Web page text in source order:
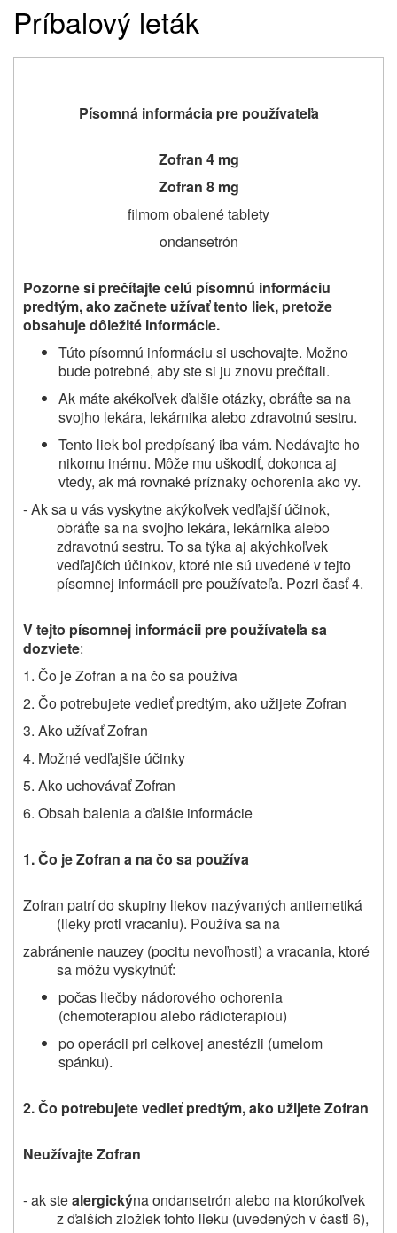
Príbalový leták
Písomná informácia pre používateľa
Zofran 4 mg
Zofran 8 mg
filmom obalené tablety
ondansetrón
Pozorne si prečítajte celú písomnú informáciu
predtým, ako začnete užívaťtento liek, pretože
obsahuje dôležité informácie.
Túto písomnú informáciu si uschovajte. Možno
bude potrebné, aby ste si ju znovu prečítali.
Ak máte akékoľvek ďalšie otázky, obráťte sa na
svojho lekára, lekárnika alebo zdravotnú sestru.
Tento liek bol predpísaný iba vám. Nedávajte ho
nikomu inému. Môže mu uškodiť, dokonca aj
vtedy, ak má rovnaké príznaky ochorenia ako vy.
- Ak sa u vás vyskytne akýkoľvek vedľajší účinok,
obráťte sa na svojho lekára, lekárnika alebo
zdravotnú sestru. To sa týka aj akýchkoľvek
vedľajčích účinkov, ktoré nie sú uvedené v tejto
písomnej informácii pre používateľa. Pozri časť 4.
V tejto písomnej informácii pre používateľa sa
dozviete:
1. Čo je Zofran a na čo sa používa
2. Čo potrebujete vedieť predtým, ako užijete Zofran
3. Ako užívať Zofran
4. Možné vedľajšie účinky
5. Ako uchovávať Zofran
6. Obsah balenia a ďalšie informácie
1. Čo je Zofran a na čo sa používa
Zofran patrí do skupiny liekov nazývaných antiemetiká
(lieky proti vracaniu). Používa sa na
zabránenie nauzey (pocitu nevoľnosti) a vracania, ktoré
sa môžu vyskytnúť:
počas liečby nádorového ochorenia
(chemoterapiou alebo rádioterapiou)
po operácii pri celkovej anestézii (umelom
spánku).
2. Čo potrebujete vedieť predtým, ako užijete Zofran
Neužívajte Zofran
- ak stealergickýna ondansetrón alebo na ktorúkoľvek
z ďalších zložiek tohto lieku (uvedených v časti 6),